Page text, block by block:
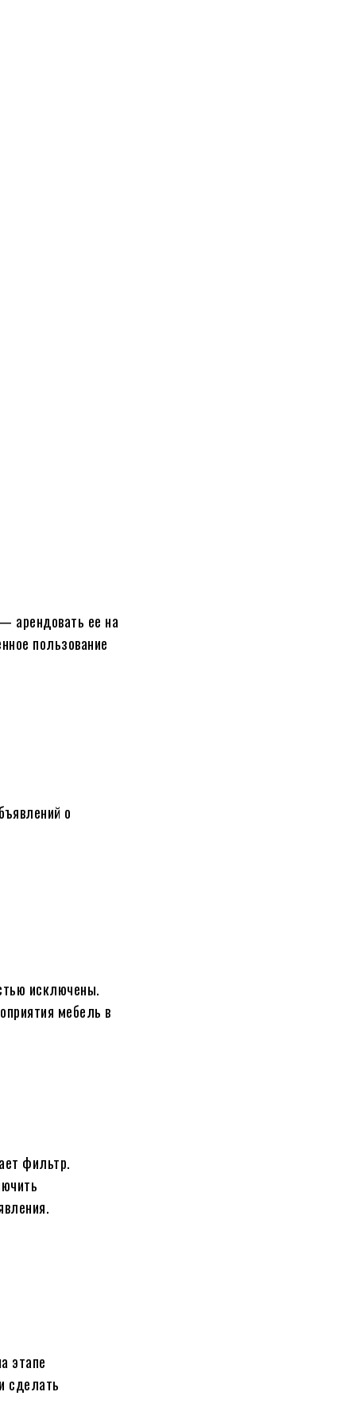
арендовать ее на
пользование
о
исключены.
мебель в
фильтр.
этапе
сделать